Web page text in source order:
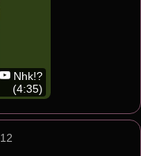
Nhk!?
(4:35)